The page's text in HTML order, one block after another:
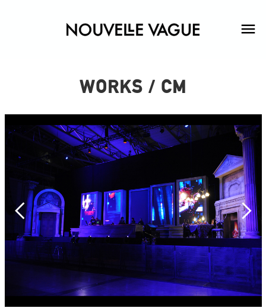
WORKS / CM